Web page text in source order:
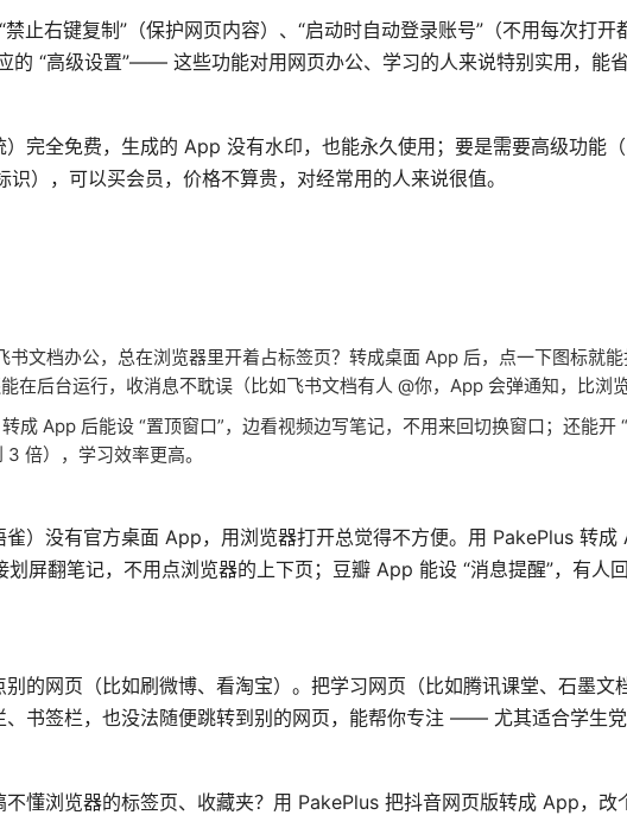
止右键复制”（保护网页内容）、“启动时自动登录账号”（不用每次打开
的 “高级设置”—— 这些功能对用网页办公、学习的人来说特别实用，能省
完全免费，生成的 App 没有水印，也能永久使用；要是需要高级功能
），可以买会员，价格不算贵，对经常用的人来说很值。
文档办公，总在浏览器里开着占标签页？转成桌面 App 后，点一下图标就
在后台运行，收消息不耽误（比如飞书文档有人 @你，App 会弹通知，比浏
成 App 后能设 “置顶窗口”，边看视频边写笔记，不用来回切换窗口；还能开
倍），学习效率更高。
）没有官方桌面 App，用浏览器打开总觉得不方便。用 PakePlus 转成
屏翻笔记，不用点浏览器的上下页；豆瓣 App 能设 “消息提醒”，有人
的网页（比如刷微博、看淘宝）。把学习网页（比如腾讯课堂、石墨文
书签栏，也没法随便跳转到别的网页，能帮你专注 —— 尤其适合学生党
懂浏览器的标签页、收藏夹？用 PakePlus 把抖音网页版转成 App，改